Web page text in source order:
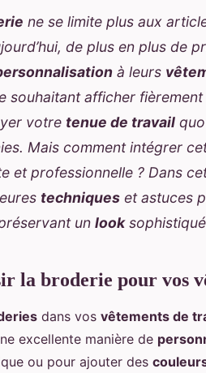
ne se limite plus aux
de plus en plus de
à leurs
souhaitant afficher
votre tenue de travail
Mais comment intégrer
et professionnelle ? Dans
techniques et astuces
un look
la broderie pour vos
dans vos vêtements de
excellente manière de
ou pour ajouter des